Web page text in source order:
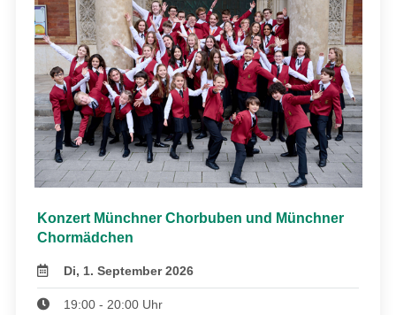
Konzert Münchner Chorbuben und Münchner
Chormädchen
Di, 1. September 2026
19:00 - 20:00 Uhr